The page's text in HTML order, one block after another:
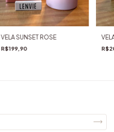
VELA SUNSET ROSE
R$199,90